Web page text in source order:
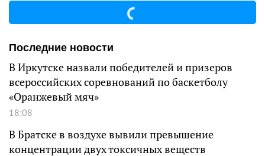
Последние новости
В Иркутске назвали победителей и призеров
всероссийских соревнований по баскетболу
«Оранжевый мяч»
18:08
В Братске в воздухе вывили превышение
концентрации двух токсичных веществ